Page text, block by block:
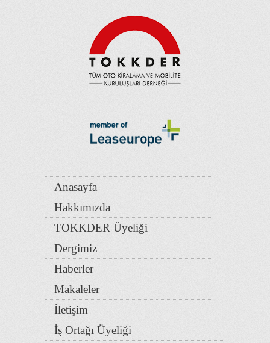
Anasayfa
Hakkımızda
TOKKDER Üyeliği
Dergimiz
Haberler
Makaleler
İletişim
İş Ortağı Üyeliği